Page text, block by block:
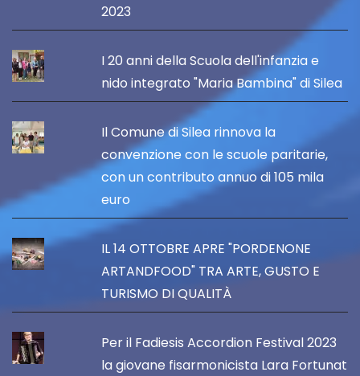
2023
I 20 anni della Scuola dell'infanzia e
nido integrato "Maria Bambina" di Silea
Il Comune di Silea rinnova la
convenzione con le scuole paritarie,
con un contributo annuo di 105 mila
euro
IL 14 OTTOBRE APRE "PORDENONE
ARTANDFOOD" TRA ARTE, GUSTO E
TURISMO DI QUALITÀ
Per il Fadiesis Accordion Festival 2023
la giovane fisarmonicista Lara Fortunat